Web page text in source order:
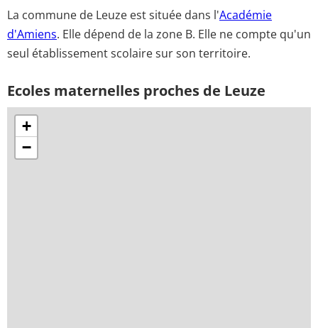
La commune de Leuze est située dans l'Académie
d'Amiens. Elle dépend de la zone B. Elle ne compte qu'un
seul établissement scolaire sur son territoire.
Ecoles maternelles proches de Leuze
+
−